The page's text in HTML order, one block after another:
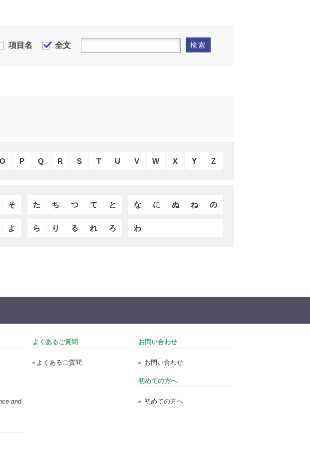
項目名 全文 検索
O P Q R S T U V W X Y Z
そ た ち つ て と な に ぬ ね の
よ ら り る れ ろ わ
and
よくあるご質問
よくあるご質問
お問い合わせ
お問い合わせ
初めての方へ
初めての方へ